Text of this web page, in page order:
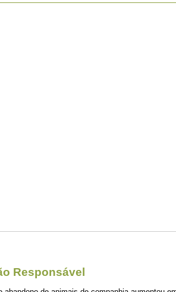
Responsável